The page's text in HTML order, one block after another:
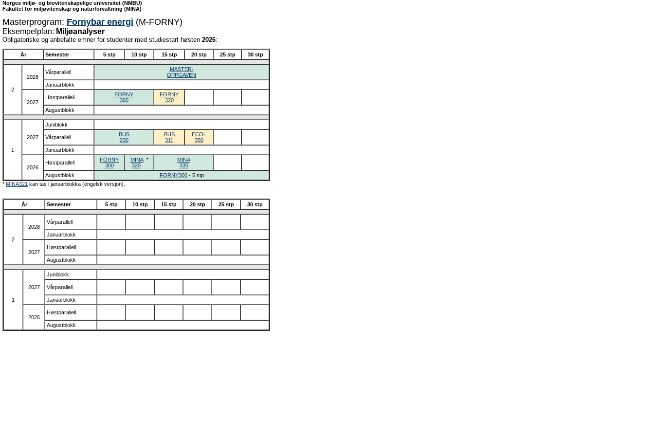
Norges miljø- og biovitenskapelige universitet (NMBU)
Fakultet for miljøvitenskap og naturforvaltning (MINA)
Masterprogram: Fornybar energi (M-FORNY)
Eksempelplan: Miljøanalyser
Obligatoriske og anbefalte emner for studenter med studiestart høsten 2026:
År Semester 5 stp 10 stp 15 stp 20 stp 25 stp 30 stp
2
2028
Vårparallell
MASTER-
OPPGAVEN
Januarblokk
2027
Høstparallell
FORNY
360
FORNY
320
Augustblokk
1
2027
Juniblokk
Vårparallell
BUS
230
BUS
311
ECOL
350
Januarblokk
2026
Høstparallell
FORNY
300
MINA*
320
MINA
330
Augustblokk
FORNY300- 5 stp
* MINA321 kan tas i januarblokka (engelsk versjon).
År Semester 5 stp 10 stp 15 stp 20 stp 25 stp 30 stp
2
2028
Vårparallell
Januarblokk
2027
Høstparallell
Augustblokk
1
2027
Juniblokk
Vårparallell
Januarblokk
2026
Høstparallell
Augustblokk